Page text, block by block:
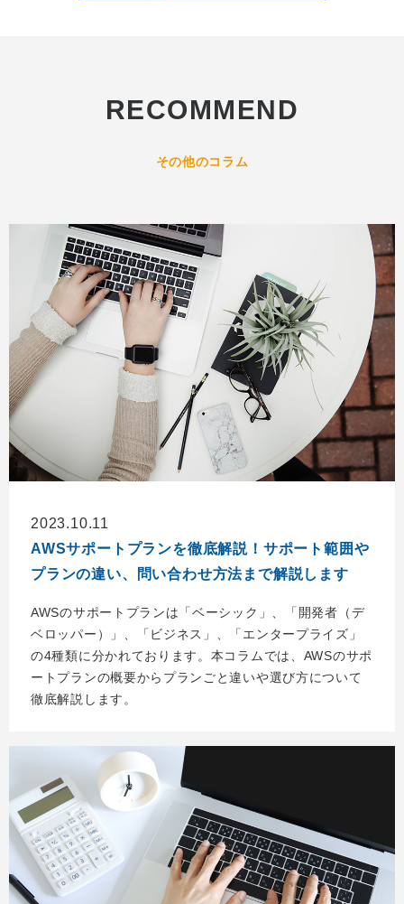
RECOMMEND
その他のコラム
2023.10.11
AWSサポートプランを徹底解説！サポート範囲や
プランの違い、問い合わせ方法まで解説します
AWSのサポートプランは「ベーシック」、「開発者（デ
ベロッパー）」、「ビジネス」、「エンタープライズ」
の4種類に分かれております。本コラムでは、AWSのサポ
ートプランの概要からプランごと違いや選び方について
徹底解説します。